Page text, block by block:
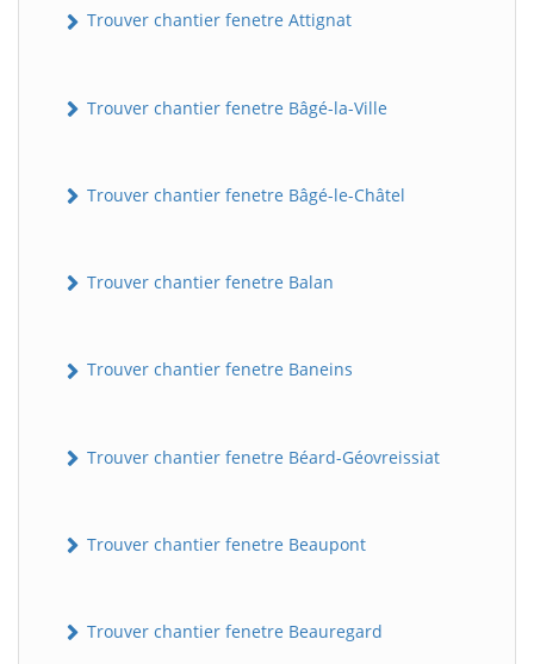
Trouver chantier fenetre Attignat
Trouver chantier fenetre Bâgé-la-Ville
Trouver chantier fenetre Bâgé-le-Châtel
Trouver chantier fenetre Balan
Trouver chantier fenetre Baneins
Trouver chantier fenetre Béard-Géovreissiat
Trouver chantier fenetre Beaupont
Trouver chantier fenetre Beauregard